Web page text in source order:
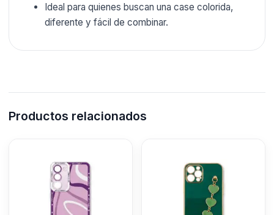
Ideal para quienes buscan una case colorida,
diferente y fácil de combinar.
Productos relacionados